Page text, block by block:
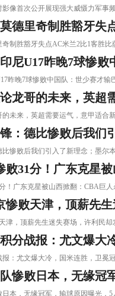
影像首次公开展现强大威慑力军事
莫德里奇制胜豁牙失
奇制胜豁牙失点AC米兰2比1客胜比
尼U17昨晚7球惨
昨晚7球惨败中国队：世少赛才输
龙哥的未来，英超
未来，英超需要运气，意甲适合
：德比惨败后我们
惨败后我们引入了新理念；墨尔
败31分！广东克星
！广东克星被山西掀翻：CBA巨
惨败天津，顶薪先
津，顶薪先生迷失赛场，许利民却
分战报：尤文爆大
：尤文爆大冷，国米连胜，卫冕
惨败日本，无缘冠
日本，无缘冠军，输球原因曝光，5